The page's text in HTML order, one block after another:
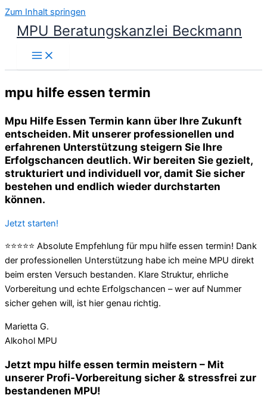
Zum Inhalt springen
MPU Beratungskanzlei Beckmann
mpu hilfe essen termin
Mpu Hilfe Essen Termin kann über Ihre Zukunft
entscheiden. Mit unserer professionellen und
erfahrenen Unterstützung steigern Sie Ihre
Erfolgschancen deutlich. Wir bereiten Sie gezielt,
strukturiert und individuell vor, damit Sie sicher
bestehen und endlich wieder durchstarten
können.
Jetzt starten!
⭐⭐⭐⭐⭐ Absolute Empfehlung für mpu hilfe essen termin! Dank
der professionellen Unterstützung habe ich meine MPU direkt
beim ersten Versuch bestanden. Klare Struktur, ehrliche
Vorbereitung und echte Erfolgschancen – wer auf Nummer
sicher gehen will, ist hier genau richtig.
Marietta G.
Alkohol MPU
Jetzt mpu hilfe essen termin meistern – Mit
unserer Profi-Vorbereitung sicher & stressfrei zur
bestandenen MPU!